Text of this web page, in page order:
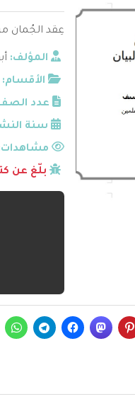
عِقد الجُمان
المؤلف:
الأقسام:
عدد
سنة
بلّغ عن